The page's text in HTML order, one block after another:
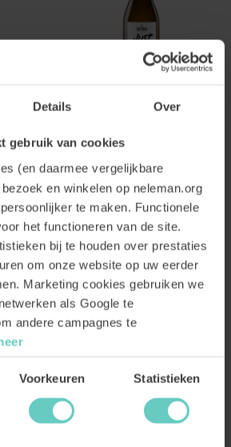
Details Over
gebruik van cookies
(en daarmee vergelijkbare
en winkelen op neleman.org
te maken. Functionele
het functioneren van de site.
bij te houden over prestaties
om onze website op uw eerder
Marketing cookies gebruiken we
als Google te
andere campagnes te
Voorkeuren Statistieken
Macabeo Organic
Fris, zacht en vriendelijk
Fris & licht wit
10.
BESTEL